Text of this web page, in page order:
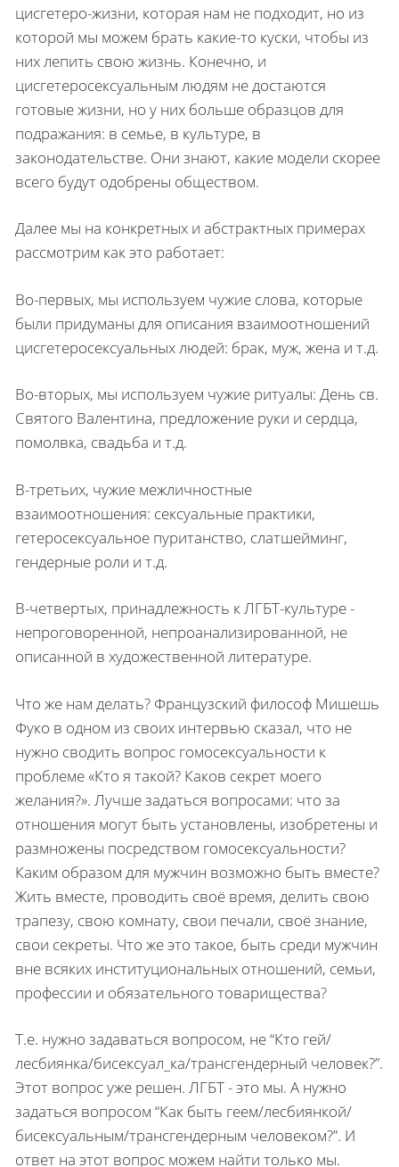
цисгетеро-жизни, которая нам не подходит, но из
которой мы можем брать какие-то куски, чтобы из
них лепить свою жизнь. Конечно, и
цисгетеросексуальным людям не достаются
готовые жизни, но у них больше образцов для
подражания: в семье, в культуре, в
законодательстве. Они знают, какие модели скорее
всего будут одобрены обществом.
Далее мы на конкретных и абстрактных примерах
рассмотрим как это работает:
Во-первых, мы используем чужие слова, которые
были придуманы для описания взаимоотношений
цисгетеросексуальных людей: брак, муж, жена и т.д.
Во-вторых, мы используем чужие ритуалы: День св.
Святого Валентина, предложение руки и сердца,
помолвка, свадьба и т.д.
В-третьих, чужие межличностные
взаимоотношения: сексуальные практики,
гетеросексуальное пуританство, слатшейминг,
гендерные роли и т.д.
В-четвертых, принадлежность к ЛГБТ-культуре -
непроговоренной, непроанализированной, не
описанной в художественной литературе.
Что же нам делать? Французский философ Мишешь
Фуко в одном из своих интервью сказал, что не
нужно сводить вопрос гомосексуальности к
проблеме «Кто я такой? Каков секрет моего
желания?». Лучше задаться вопросами: что за
отношения могут быть установлены, изобретены и
размножены посредством гомосексуальности?
Каким образом для мужчин возможно быть вместе?
Жить вместе, проводить своё время, делить свою
трапезу, свою комнату, свои печали, своё знание,
свои секреты. Что же это такое, быть среди мужчин
вне всяких институциональных отношений, семьи,
профессии и обязательного товарищества?
Т.е. нужно задаваться вопросом, не “Кто гей/
лесбиянка/бисексуал_ка/трансгендерный человек?”.
Этот вопрос уже решен. ЛГБТ - это мы. А нужно
задаться вопросом “Как быть геем/лесбиянкой/
бисексуальным/трансгендерным человеком?”. И
ответ на этот вопрос можем найти только мы.